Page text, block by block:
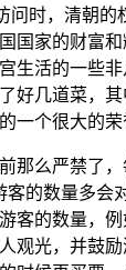
问时，清朝
国家的财富和
生活的一些
好几道菜，
一个很大的荣
那么严禁了
客的数量多会
客的数量，
观光，并鼓